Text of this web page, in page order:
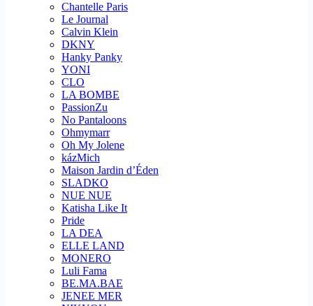
Chantelle Paris
Le Journal
Calvin Klein
DKNY
Hanky Panky
YONI
CLO
LA BOMBE
PassionZu
No Pantaloons
Ohmymarr
Oh My Jolene
kázMich
Maison Jardin d’Éden
SLADKO
NUE NUE
Katisha Like It
Pride
LA DEA
ELLE LAND
MONERO
Luli Fama
BE.MA.BAE
JENEE MER